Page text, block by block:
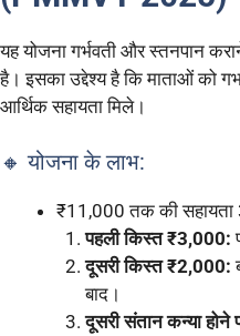
यह योजना गर्भवती और स्तनपान
है। इसका उद्देश्य है कि माताओं को
आर्थिक सहायता मिले।
🔸 योजना के लाभ:
₹11,000 तक की सहायता
पहली किस्त ₹3,000:
दूसरी किस्त ₹2,000:
बाद।
दूसरी संतान कन्या